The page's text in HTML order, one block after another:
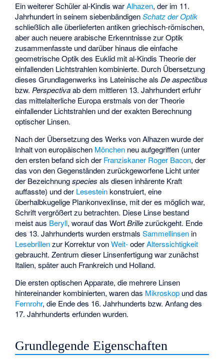
Ein weiterer Schüler al-Kindis warAlhazen, der im 11.
Jahrhundert in seinem siebenbändigenSchatz der Optik
schließlich alle überlieferten antiken griechisch-römischen,
aber auch neuere arabische Erkenntnisse zur Optik
zusammenfasste und darüber hinaus die einfache
geometrische Optik des Euklid mit al-Kindis Theorie der
einfallenden Lichtstrahlen kombinierte. Durch Übersetzung
dieses Grundlagenwerks ins Lateinische alsDe aspectibus
bzw. Perspectivaab dem mittleren 13. Jahrhundert erfuhr
das mittelalterliche Europa erstmals von der Theorie
einfallender Lichtstrahlen und der exakten Berechnung
optischer Linsen.
Nach der Übersetzung des Werks von Alhazen wurde der
Inhalt von europäischen Mönchen neu aufgegriffen (unter
den ersten befand sich der Franziskaner Roger Bacon, der
das von den Gegenständen zurückgeworfene Licht unter
der Bezeichnungspecies als diesen inhärente Kraft
auffasste) und der Lesesteinkonstruiert, eine
überhalbkugelige Plankonvexlinse, mit der es möglich war,
Schrift vergrößert zu betrachten. Diese Linse bestand
meist aus Beryll, worauf das WortBrillezurückgeht. Ende
des 13. Jahrhunderts wurden erstmalsSammellinsen in
Lesebrillenzur Korrektur vonWeit-oderAlterssichtigkeit
gebraucht. Zentrum dieser Linsenfertigung war zunächst
Italien, später auch Frankreich und Holland.
Die ersten optischen Apparate, die mehrere Linsen
hintereinander kombinierten, waren das Mikroskop und das
Fernrohr, die Ende des 16. Jahrhunderts bzw. Anfang des
17. Jahrhunderts erfunden wurden.
Grundlegende Eigenschaften